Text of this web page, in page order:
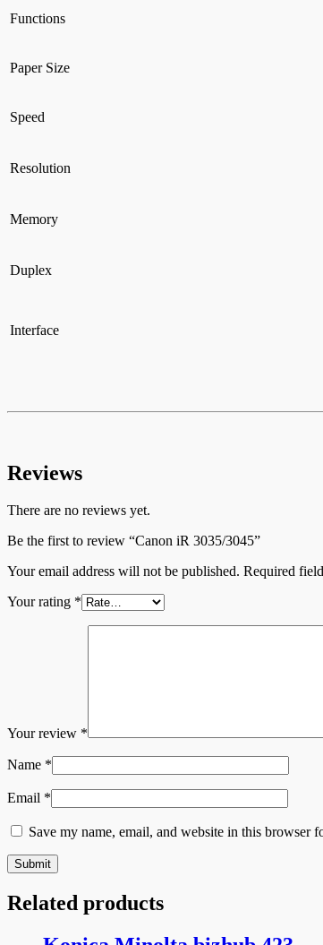
Functions
Paper Size
Speed
Resolution
Memory
Duplex
Interface
Reviews
There are no reviews yet.
Be the first to review “Canon iR 3035/3045”
Your email address will not be published. Required
Your rating *
Your review *
Name *
Email *
Save my name, email, and website in this browser
Related products